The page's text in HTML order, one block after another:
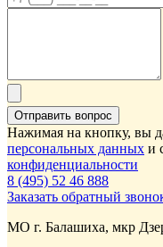
Отправить вопрос
Нажимая на кнопку, вы
персональных данных и
конфиденциальности
8 (495) 52 46 888
Заказать обратный
МО г. Балашиха, мкр